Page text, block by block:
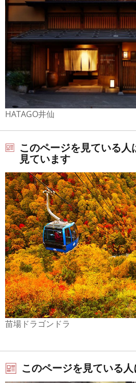
HATAGO井仙
このページを見ている人
見ています
苗場ドラゴンドラ
このページを見ている